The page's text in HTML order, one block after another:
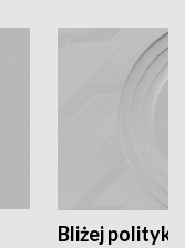
Bliżej polityki